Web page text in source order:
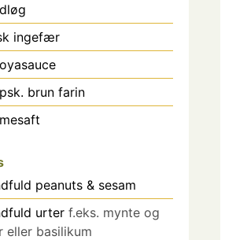
ingefær
brun farin
peanuts & sesam
urter f.eks. mynte og
eller basilikum